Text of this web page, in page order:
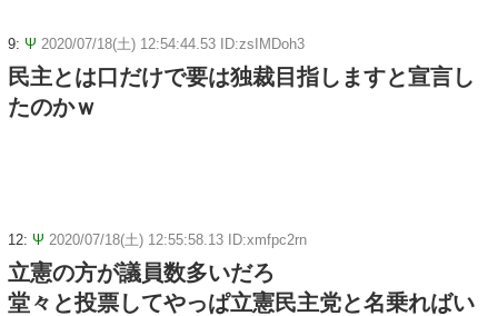
9: Ψ 2020/07/18(土) 12:54:44.53 ID:zsIMDoh3
民主とは口だけで要は独裁目指しますと宣言し
たのかｗ
12: Ψ 2020/07/18(土) 12:55:58.13 ID:xmfpc2rn
立憲の方が議員数多いだろ
堂々と投票してやっぱ立憲民主党と名乗ればい